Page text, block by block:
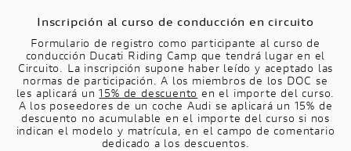
Inscripción al curso de conducción en circuito
Formulario de registro como participante al curso de
conducción Ducati Riding Camp que tendrá lugar en el
Circuito. La inscripción supone haber leído y aceptado las
normas de participación. A los miembros de los DOC se
les aplicará un15% de descuento en el importe del curso.
A los poseedores de un coche Audi se aplicará un 15% de
descuento no acumulable en el importe del curso si nos
indican el modelo y matrícula, en el campo de comentario
dedicado a los descuentos.